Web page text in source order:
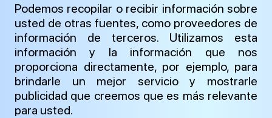
Podemos recopilar o recibir información sobre
usted de otras fuentes, como proveedores de
información de terceros. Utilizamos esta
información y la información que nos
proporciona directamente, por ejemplo, para
brindarle un mejor servicio y mostrarle
publicidad que creemos que es más relevante
para usted.